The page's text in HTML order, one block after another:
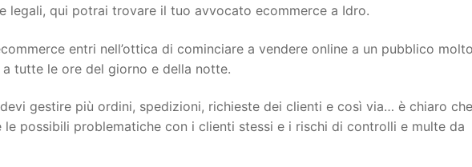
legali, qui potrai trovare il tuo avvocato ecommerce a Idro.
entri nell’ottica di cominciare a vendere online a un pubblico molto
tutte le ore del giorno e della notte.
gestire più ordini, spedizioni, richieste dei clienti e così via… è chiaro che
le possibili problematiche con i clienti stessi e i rischi di controlli e multe da